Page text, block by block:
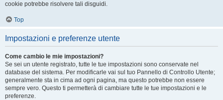
cookie potrebbe risolvere tali disguidi.
Top
Impostazioni e preferenze utente
Come cambio le mie impostazioni?
Se sei un utente registrato, tutte le tue impostazioni sono conservate nel
database del sistema. Per modificarle vai sul tuo Pannello di Controllo Utente;
generalmente sta in cima ad ogni pagina, ma questo potrebbe non essere
sempre vero. Questo ti permetterà di cambiare tutte le tue impostazioni e le
preferenze.